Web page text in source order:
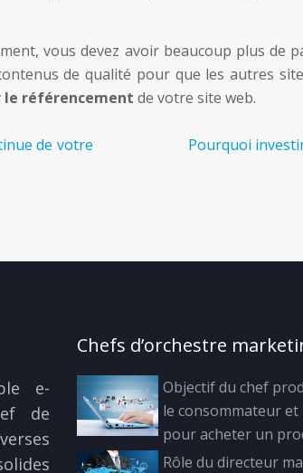
vous devez avoir beaucoup plus de
de qualité pour que les autres
référencement de votre site web.
de votre
Pourquoi
e-
de
Chefs d’orchestre
Objectif du chef
le consommateur et
pour acheter un
Rôle du directeur